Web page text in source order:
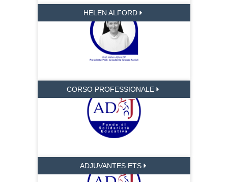
HELEN ALFORD
CORSO PROFESSIONALE
ADJUVANTES ETS